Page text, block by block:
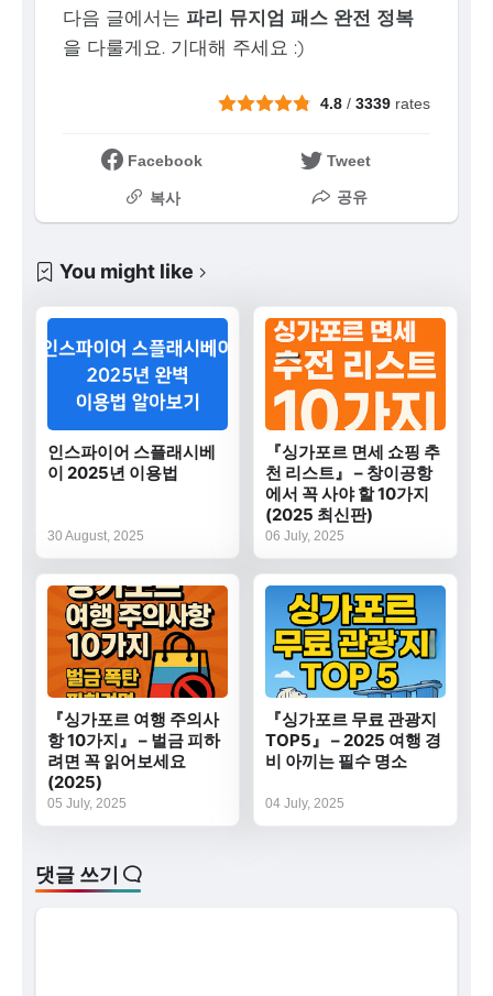
다음 글에서는 파리 뮤지엄 패스 완전 정복
을 다룰게요. 기대해 주세요 :)
4.8 /3339 rates
Facebook Tweet
복사 공유
You might like
인스파이어 스플래시베
이 2025년 이용법
30 August, 2025
『싱가포르 면세 쇼핑 추
천 리스트』 – 창이공항
에서 꼭 사야 할 10가지
(2025 최신판)
06 July, 2025
『싱가포르 여행 주의사
항 10가지』 – 벌금 피하
려면 꼭 읽어보세요
(2025)
05 July, 2025
『싱가포르 무료 관광지
TOP5』 – 2025 여행 경
비 아끼는 필수 명소
04 July, 2025
댓글 쓰기